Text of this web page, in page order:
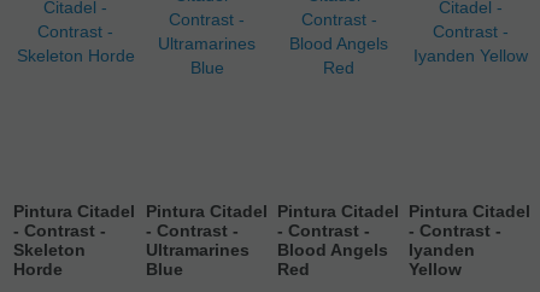
Pintura Citadel
- Contrast -
Skeleton
Horde
Pintura Citadel
- Contrast -
Ultramarines
Blue
Pintura Citadel
- Contrast -
Blood Angels
Red
Pintura Citadel
- Contrast -
Iyanden
Yellow